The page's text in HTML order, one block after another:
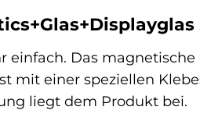
einfach. Das
mit einer speziellen
liegt dem Produkt bei.